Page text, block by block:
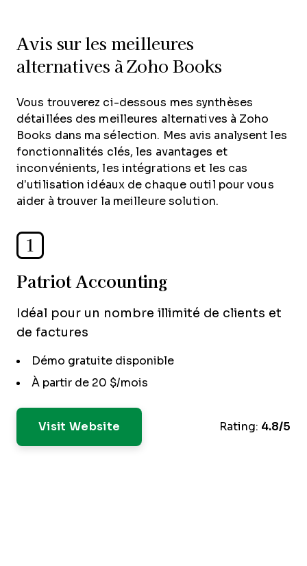
Avis sur les meilleures
alternatives à Zoho Books
Vous trouverez ci-dessous mes synthèses
détaillées des meilleures alternatives à Zoho
Books dans ma sélection. Mes avis analysent les
fonctionnalités clés, les avantages et
inconvénients, les intégrations et les cas
d’utilisation idéaux de chaque outil pour vous
aider à trouver la meilleure solution.
1
Patriot Accounting
Idéal pour un nombre illimité de clients et
de factures
Démo gratuite disponible
À partir de 20 $/mois
Visit Website Rating: 4.8/5